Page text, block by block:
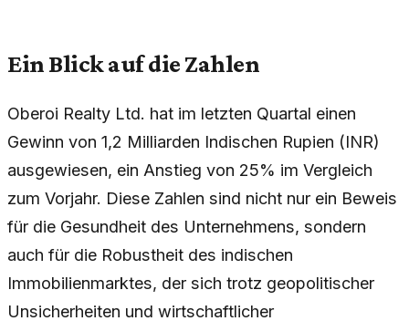
Ein Blick auf die Zahlen
Oberoi Realty Ltd. hat im letzten Quartal einen
Gewinn von 1,2 Milliarden Indischen Rupien (INR)
ausgewiesen, ein Anstieg von 25% im Vergleich
zum Vorjahr. Diese Zahlen sind nicht nur ein Beweis
für die Gesundheit des Unternehmens, sondern
auch für die Robustheit des indischen
Immobilienmarktes, der sich trotz geopolitischer
Unsicherheiten und wirtschaftlicher